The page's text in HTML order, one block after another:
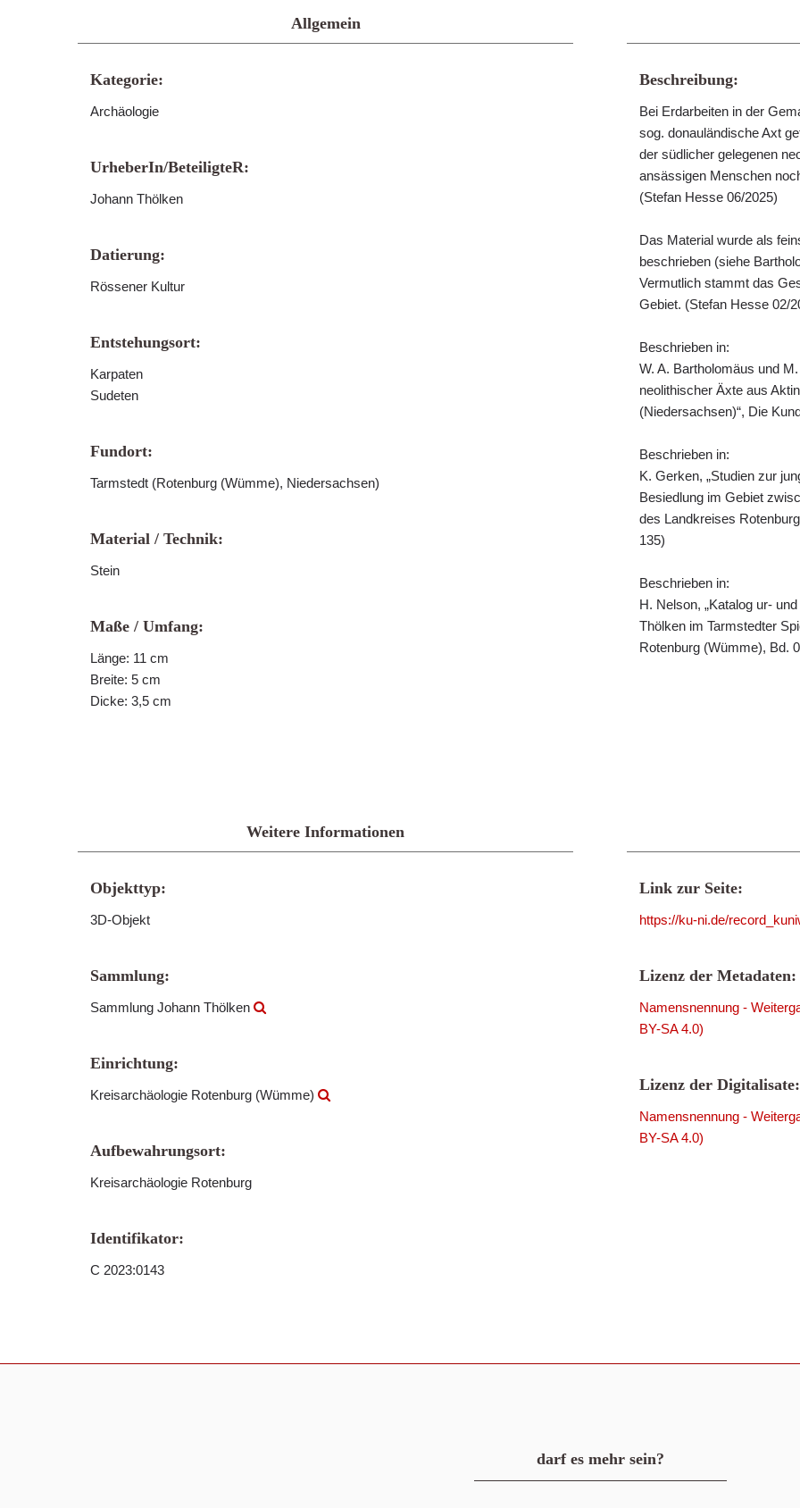
Allgemein
Kategorie:
Archäologie
UrheberIn/BeteiligteR:
Johann Thölken
Datierung:
Rössener Kultur
Entstehungsort:
Karpaten
Sudeten
Fundort:
Tarmstedt (Rotenburg (Wümme), Niedersachsen)
Material / Technik:
Stein
Maße / Umfang:
Länge: 11 cm
Breite: 5 cm
Dicke: 3,5 cm
Beschreibung:
Bei Erdarbeiten in der
sog. donauländische Axt
der südlicher gelegenen
ansässigen Menschen
(Stefan Hesse 06/2025)
Das Material wurde als
beschrieben (siehe
Vermutlich stammt das
Gebiet. (Stefan Hesse 02/
Beschrieben in:
W. A. Bartholomäus und
neolithischer Äxte aus
(Niedersachsen)“, Die
Beschrieben in:
K. Gerken, „Studien zur
Besiedlung im Gebiet
des Landkreises
135)
Beschrieben in:
H. Nelson, „Katalog ur-
Thölken im Tarmstedter
Rotenburg (Wümme), Bd.
Weitere Informationen
Objekttyp:
3D-Objekt
Sammlung:
Sammlung Johann Thölken
Einrichtung:
Kreisarchäologie Rotenburg (Wümme)
Aufbewahrungsort:
Kreisarchäologie Rotenburg
Identifikator:
C 2023:0143
Link zur Seite:
https://ku-ni.de/
Lizenz der Metadaten:
Namensnennung -
BY-SA 4.0)
Lizenz der Digitalisate:
Namensnennung -
BY-SA 4.0)
darf es mehr sein?